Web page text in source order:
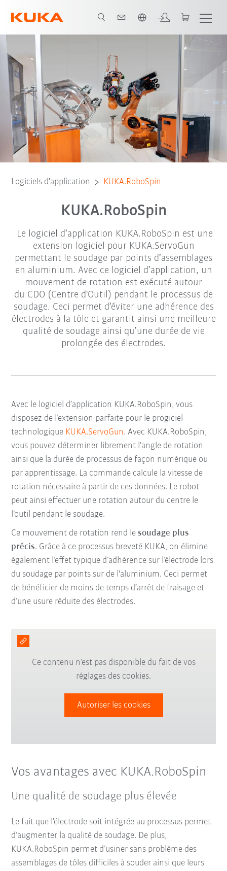
Video
Logiciels d'application KUKA.RoboSpin
KUKA.RoboSpin
Le logiciel d’application KUKA.RoboSpin est une
extension logiciel pour KUKA.ServoGun
permettant le soudage par points d’assemblages
en aluminium. Avec ce logiciel d’application, un
mouvement de rotation est exécuté autour
du CDO (Centre d'Outil) pendant le processus de
soudage. Ceci permet d’éviter une adhérence des
électrodes à la tôle et garantit ainsi une meilleure
qualité de soudage ainsi qu’une durée de vie
prolongée des électrodes.
Avec le logiciel d’application KUKA.RoboSpin, vous
disposez de l’extension parfaite pour le progiciel
technologique KUKA.ServoGun. Avec KUKA.RoboSpin,
vous pouvez déterminer librement l’angle de rotation
ainsi que la durée de processus de façon numérique ou
par apprentissage. La commande calcule la vitesse de
rotation nécessaire à partir de ces données. Le robot
peut ainsi effectuer une rotation autour du centre le
l’outil pendant le soudage.
Ce mouvement de rotation rend le soudage plus
précis. Grâce à ce processus breveté KUKA, on élimine
également l’effet typique d’adhérence sur l’électrode lors
du soudage par points sur de l'aluminium. Ceci permet
de bénéficier de moins de temps d’arrêt de fraisage et
d’une usure réduite des électrodes.
Ce contenu n’est pas disponible du fait de vos
réglages des cookies.
Autoriser les cookies
Vos avantages avec KUKA.RoboSpin
Une qualité de soudage plus élevée
Le fait que l’électrode soit intégrée au processus permet
d’augmenter la qualité de soudage. De plus,
KUKA.RoboSpin permet d’usiner sans problème des
assemblages de tôles difficiles à souder ainsi que leurs